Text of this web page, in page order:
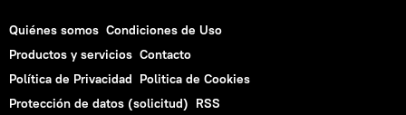
Quiénes somos Condiciones de Uso
Productos y servicios Contacto
Política de Privacidad Politica de Cookies
Protección de datos (solicitud) RSS